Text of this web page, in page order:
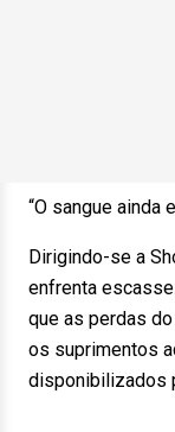
“O sangue ainda
Dirigindo-se a
enfrenta
que as perdas
os suprimentos
disponibilizados